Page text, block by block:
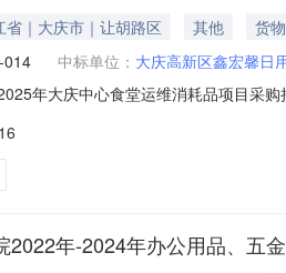
省｜大庆市｜让胡路区 其他
货物
014 中标单位： 大庆高新区鑫宏馨日
年大庆中心食堂运维消耗品项目采
（北京时间）谈判地点：黑龙江
2022年-2024年办公用品、五